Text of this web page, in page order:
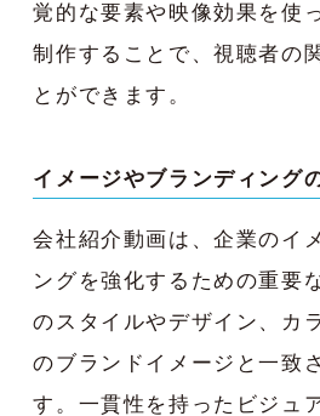
覚的な要素や映像効果を使
制作することで、視聴者の
とができます。
イメージやブランディング
会社紹介動画は、企業のイ
ングを強化するための重要
のスタイルやデザイン、カ
のブランドイメージと一致
す。一貫性を持ったビジュ